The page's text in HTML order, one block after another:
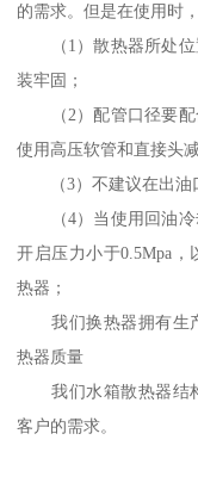
的需求。但是在使用时
（1）散热器所处位
装牢固；
（2）配管口径要配
使用高压软管和直接头
（3）不建议在出油
（4）当使用回油冷
开启压力小于0.5Mpa
热器；
我们换热器拥有生产
热器质量
我们水箱散热器结构
客户的需求。